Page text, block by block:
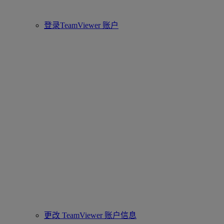
登录TeamViewer 账户
更改 TeamViewer 账户信息